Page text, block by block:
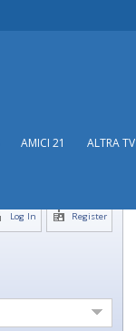
AMICI 21 ALTRA TV
Register
Log In